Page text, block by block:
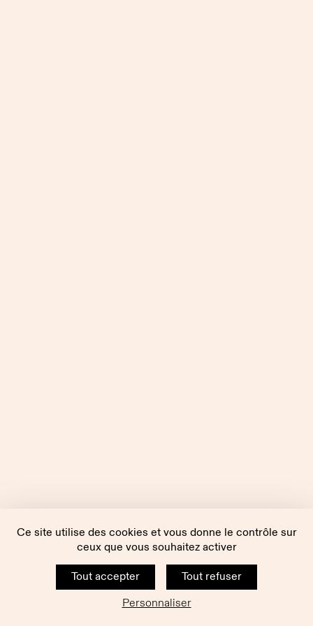
Ce site utilise des cookies et vous donne le contrôle sur
ceux que vous souhaitez activer
Tout accepter
Tout refuser
Personnaliser